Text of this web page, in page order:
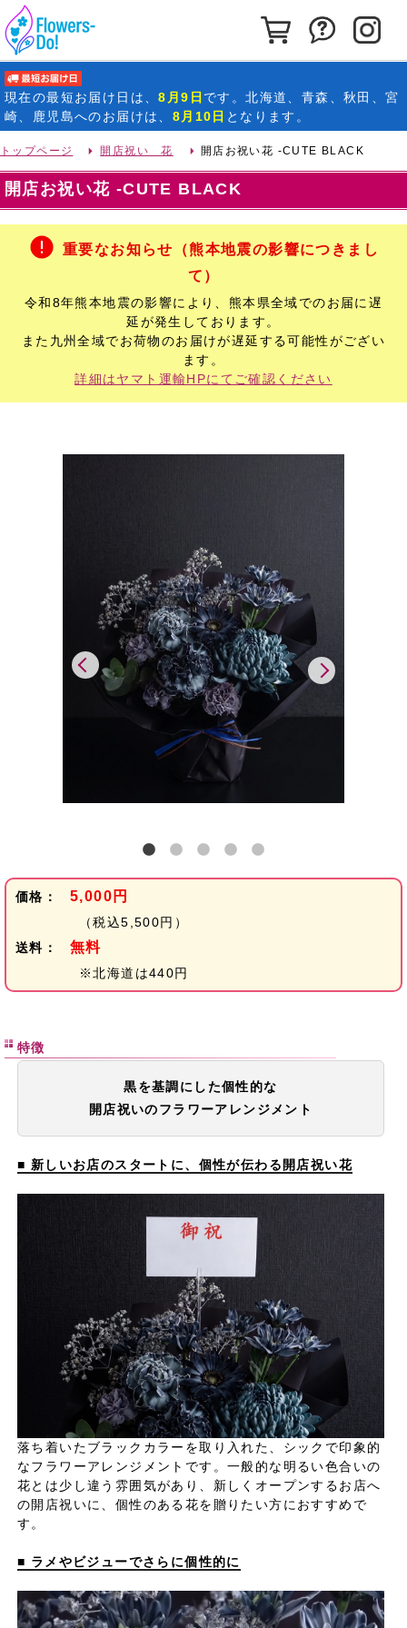
カートを見る
お問い合
現在の最短お届け日 は、8月9日 です。北海道、青森、秋田、宮
崎、鹿児島へのお届けは、 8月10日 となります。
トップページ 開店祝い 花 開店お祝い花 -CUTE BLACK
開店お祝い花 -CUTE BLACK
重要なお知らせ（熊本地震の影響につきまし
て）
令和8年熊本地震の影響により、熊本県全域でのお届に遅
延が発生しております。
また九州全域でお荷物のお届けが遅延する可能性がござい
ます。
詳細はヤマト運輸HPにてご確認ください
価格： 5,000円
（税込5,500円）
送料：
無料
※北海道は440円
特徴
黒を基調にした個性的な
開店祝いのフラワーアレンジメント
■ 新しいお店のスタートに、個性が伝わる開店祝い花
落ち着いたブラックカラーを取り入れた、シックで印象的
なフラワーアレンジメントです。一般的な明るい色合いの
花とは少し違う雰囲気があり、新しくオープンするお店へ
の開店祝いに、個性のある花を贈りたい方におすすめで
す。
■ ラメやビジューでさらに個性的に